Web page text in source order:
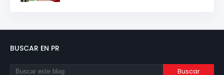
BUSCAR EN PR